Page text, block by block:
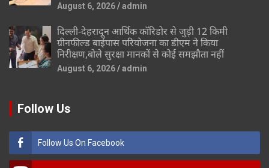
August 6, 2026 admin
दिल्ली-देहरादून आर्थिक कॉरिडोर से जुड़ी 12 किमी
ग्रीनफील्ड बाईपास परियोजना का डीएम ने किया
निरीक्षण,बोले सुरक्षा मानकों से कोई समझौता नहीं
August 6, 2026 admin
Follow Us
Follow Us On Facebook